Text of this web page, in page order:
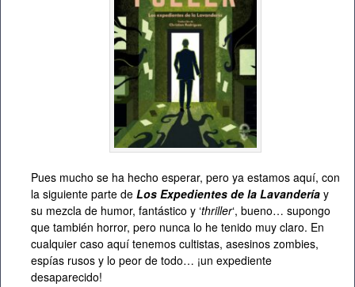
Pues mucho se ha hecho esperar, pero ya estamos aquí, con
la siguiente parte de Los Expedientes de la Lavandería y
su mezcla de humor, fantástico y ‘thriller‘, bueno… supongo
que también horror, pero nunca lo he tenido muy claro. En
cualquier caso aquí tenemos cultistas, asesinos zombies,
espías rusos y lo peor de todo… ¡un expediente
desaparecido!